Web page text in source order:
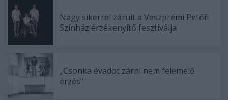
Nagy sikerrel zárult a Veszprémi Petőfi
Színház érzékenyítő fesztiválja
„Csonka évadot zárni nem felemelő
érzés"